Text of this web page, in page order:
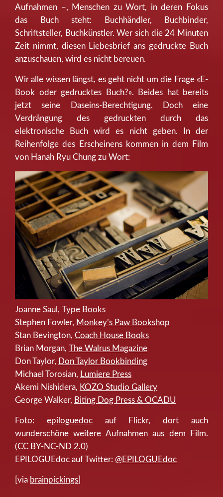
Aufnahmen –, Menschen zu Wort, in deren Fokus
das Buch steht: Buchhändler, Buchbinder,
Schriftsteller, Buchkünstler. Wer sich die 24 Minuten
Zeit nimmt, diesen Liebesbrief ans gedruckte Buch
anzuschauen, wird es nicht bereuen.
Wir alle wissen längst, es geht nicht um die Frage «E-
Book oder gedrucktes Buch?». Beides hat bereits
jetzt seine Daseins-Berechtigung. Doch eine
Verdrängung des gedruckten durch das
elektronische Buch wird es nicht geben. In der
Reihenfolge des Erscheinens kommen in dem Film
von Hanah Ryu Chung zu Wort:
Joanne Saul, Type Books
Stephen Fowler, Monkey’s Paw Bookshop
Stan Bevington, Coach House Books
Brian Morgan, The Walrus Magazine
Don Taylor, Don Taylor Bookbinding
Michael Torosian, Lumiere Press
Akemi Nishidera, KOZO Studio Gallery
George Walker, Biting Dog Press & OCADU
Foto: epiloguedocauf Flickr, dort auch
wunderschöneweitere Aufnahmenaus dem Film.
(CC BY-NC-ND 2.0)
EPILOGUEdoc auf Twitter: @EPILOGUEdoc
[via brainpickings